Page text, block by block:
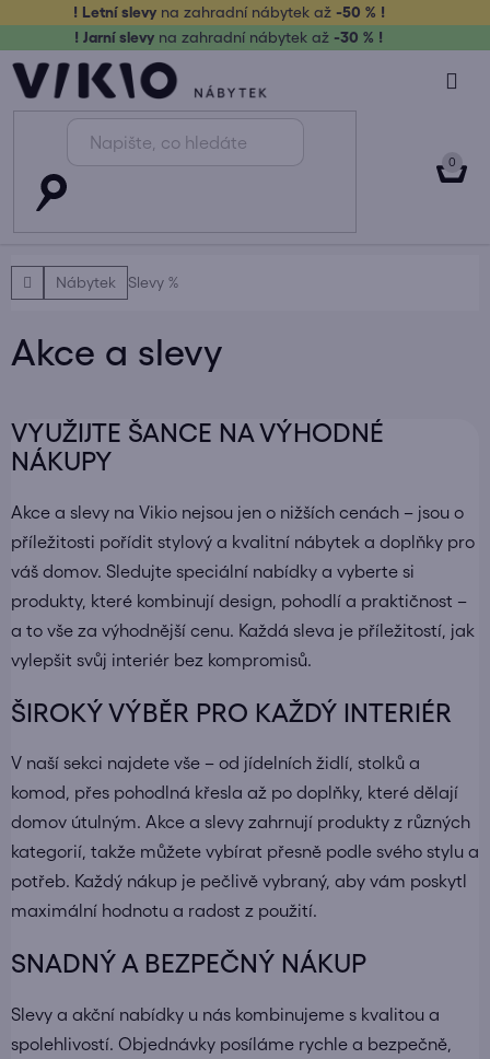
obsah
! Letní slevy na zahradní nábytek až-50 % !
! Jarní slevy na zahradní nábytek až -30 % !
DomůNábytek Slevy %
Akce a slevy
VYUŽIJTE ŠANCE NA VÝHODNÉ
NÁKUPY
Akce a slevy na Vikio nejsou jen o nižších cenách – jsou o
příležitosti pořídit stylový a kvalitní nábytek a doplňky pro
váš domov. Sledujte speciální nabídky a vyberte si
produkty, které kombinují design, pohodlí a praktičnost –
a to vše za výhodnější cenu. Každá sleva je příležitostí, jak
vylepšit svůj interiér bez kompromisů.
ŠIROKÝ VÝBĚR PRO KAŽDÝ INTERIÉR
V naší sekci najdete vše – od jídelních židlí stolků a
komod
, přes pohodlná křesla až po doplňky, které dělají
domov útulným. Akce a slevy zahrnují produkty z různých
kategorií, takže můžete vybírat přesně podle svého stylu a
potřeb. Každý nákup je pečlivě vybraný, aby vám poskytl
maximální hodnotu a radost z použití.
SNADNÝ A BEZPEČNÝ NÁKUP
Slevy a akční nabídky u nás kombinujeme s kvalitou a
spolehlivostí. Objednávky posíláme rychle a bezpečně